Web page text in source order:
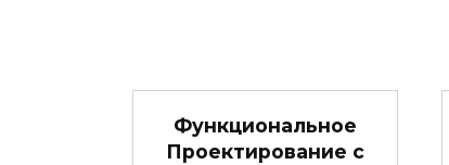
Функциональное
Проектирование с